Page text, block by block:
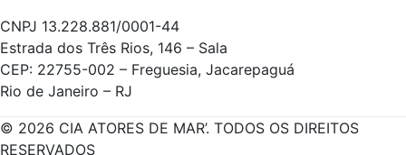
CNPJ 13.228.881/0001-44
Estrada dos Três Rios, 146 – Sala
CEP: 22755-002 – Freguesia, Jacarepaguá
Rio de Janeiro – RJ
© 2026 CIA ATORES DE MAR’. TODOS OS DIREITOS
RESERVADOS